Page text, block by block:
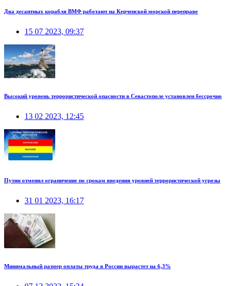
Два десантных корабля ВМФ работают на Керченской морской переправе
15 07 2023, 09:37
Высокий уровень террористической опасности в Севастополе установлен бессрочно
13 02 2023, 12:45
Путин отменил ограничение по срокам введения уровней террористической угрозы
31 01 2023, 16:17
Минимальный размер оплаты труда в России вырастет на 6,3%